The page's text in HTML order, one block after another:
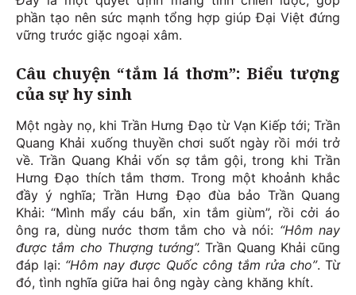
phần tạo nên sức mạnh tổng hợp giúp Đại Việt đứng
vững trước giặc ngoại xâm.
Câu chuyện “tắm lá thơm”: Biểu tượng
của sự hy sinh
Một ngày nọ, khi Trần Hưng Đạo từ Vạn Kiếp tới; Trần
Quang Khải xuống thuyền chơi suốt ngày rồi mới trở
về. Trần Quang Khải vốn sợ tắm gội, trong khi Trần
Hưng Đạo thích tắm thơm. Trong một khoảnh khắc
đầy ý nghĩa; Trần Hưng Đạo đùa bảo Trần Quang
Khải: “Mình mẩy cáu bẩn, xin tắm giùm”, rồi cởi áo
ông ra, dùng nước thơm tắm cho và nói: “Hôm nay
được tắm cho Thượng tướng”. Trần Quang Khải cũng
đáp lại: “Hôm nay được Quốc công tắm rửa cho”. Từ
đó, tình nghĩa giữa hai ông ngày càng khăng khít.